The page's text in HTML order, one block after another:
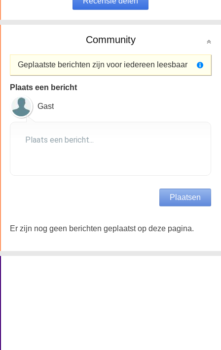
Community
Geplaatste berichten zijn voor iedereen leesbaar
Plaats een bericht
Gast
Er zijn nog geen berichten geplaatst op deze pagina.